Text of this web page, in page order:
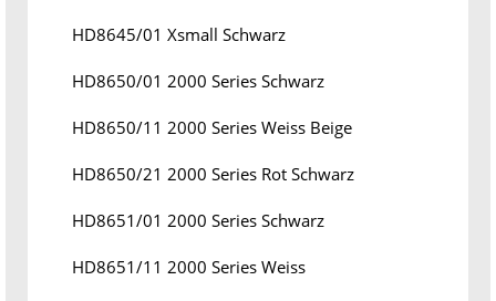
HD8645/01 Xsmall Schwarz
HD8650/01 2000 Series Schwarz
HD8650/11 2000 Series Weiss Beige
HD8650/21 2000 Series Rot Schwarz
HD8651/01 2000 Series Schwarz
HD8651/11 2000 Series Weiss